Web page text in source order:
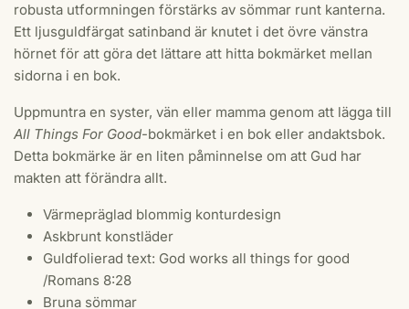
robusta utformningen förstärks av sömmar runt kanterna.
Ett ljusguldfärgat satinband är knutet i det övre vänstra
hörnet för att göra det lättare att hitta bokmärket mellan
sidorna i en bok.
Uppmuntra en syster, vän eller mamma genom att lägga till
All Things For Good-bokmärket i en bok eller andaktsbok.
Detta bokmärke är en liten påminnelse om att Gud har
makten att förändra allt.
Värmepräglad blommig konturdesign
Askbrunt konstläder
Guldfolierad text: God works all things for good
/Romans 8:28
Bruna sömmar